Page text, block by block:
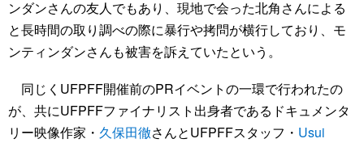
ンダンさんの友人でもあり、現地で会った北角さんによる
と長時間の取り調べの際に暴行や拷問が横行しており、モ
ンティンダンさんも被害を訴えていたという。
同じくUFPFF開催前のPRイベントの一環で行われたの
が、共にUFPFFファイナリスト出身者であるドキュメンタ
リー映像作家・ 久保田徹さんとUFPFFスタッフ・ Usui